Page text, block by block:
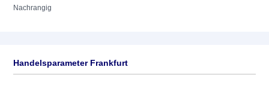
Nachrangig
Handelsparameter Frankfurt